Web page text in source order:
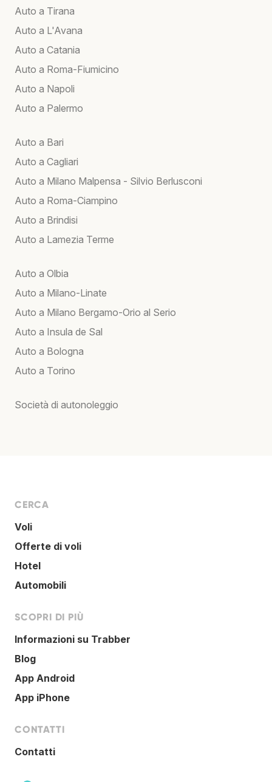
Auto a Tirana
Auto a L'Avana
Auto a Catania
Auto a Roma-Fiumicino
Auto a Napoli
Auto a Palermo
Auto a Bari
Auto a Cagliari
Auto a Milano Malpensa - Silvio Berlusconi
Auto a Roma-Ciampino
Auto a Brindisi
Auto a Lamezia Terme
Auto a Olbia
Auto a Milano-Linate
Auto a Milano Bergamo-Orio al Serio
Auto a Insula de Sal
Auto a Bologna
Auto a Torino
Società di autonoleggio
CERCA
Voli
Offerte di voli
Hotel
Automobili
SCOPRI DI PIÙ
Informazioni su Trabber
Blog
App Android
App iPhone
CONTATTI
Contatti